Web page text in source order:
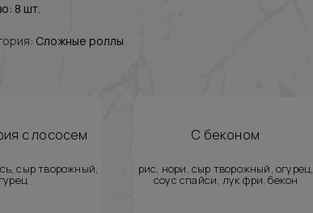
8 шт.
Сложные роллы
с лососем
сыр творожный,
С беконом
рис, нори, сыр творожный, огурец,
соус спайси, лук фри, бекон